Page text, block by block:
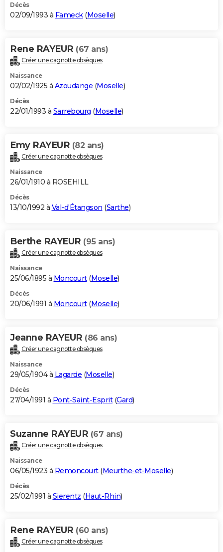
Décès
02/09/1993 à Fameck(Moselle)
Rene RAYEUR (67 ans)
Créer une cagnotte obsèques
Naissance
02/02/1925 à Azoudange (Moselle)
Décès
22/01/1993 à Sarrebourg (Moselle)
Emy RAYEUR (82 ans)
Créer une cagnotte obsèques
Naissance
26/01/1910 à ROSEHILL
Décès
13/10/1992 à Val-d'Étangson (Sarthe)
Berthe RAYEUR (95 ans)
Créer une cagnotte obsèques
Naissance
25/06/1895 à Moncourt(Moselle)
Décès
20/06/1991 à Moncourt(Moselle)
Jeanne RAYEUR (86 ans)
Créer une cagnotte obsèques
Naissance
29/05/1904 à Lagarde (Moselle)
Décès
27/04/1991 à Pont-Saint-Esprit(Gard)
Suzanne RAYEUR (67 ans)
Créer une cagnotte obsèques
Naissance
06/05/1923 à Remoncourt(Meurthe-et-Moselle)
Décès
25/02/1991 à Sierentz (Haut-Rhin)
Rene RAYEUR (60 ans)
Créer une cagnotte obsèques